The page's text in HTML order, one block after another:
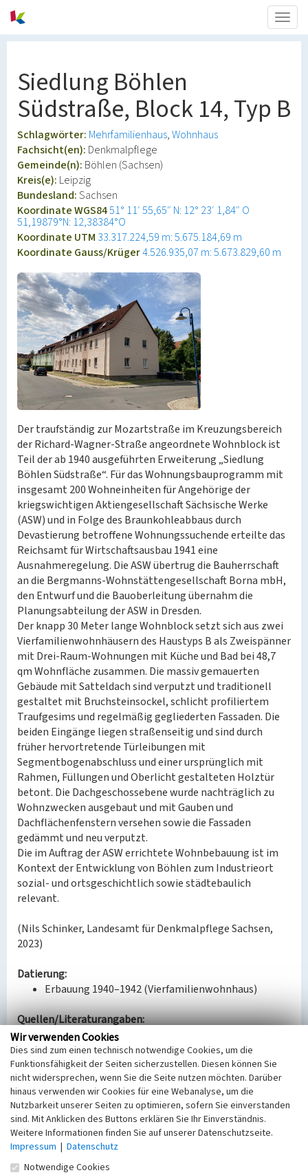
Siedlung Böhlen
Südstraße, Block 14, Typ B
Schlagwörter: Mehrfamilienhaus Wohnhaus
Fachsicht(en): Denkmalpflege
Gemeinde(n): Böhlen (Sachsen)
Kreis(e): Leipzig
Bundesland:Sachsen
Koordinate WGS8451° 11′ 55,65″ N: 12° 23′ 1,84″ O
51,19879°N: 12,38384°O
Koordinate UTM 33.317.224,59 m: 5.675.184,69 m
Koordinate Gauss/Krüger4.526.935,07 m: 5.673.829,60 m
Der traufständig zur Mozartstraße im Kreuzungsbereich
der Richard-Wagner-Straße angeordnete Wohnblock ist
Teil der ab 1940 ausgeführten Erweiterung „Siedlung
Böhlen Südstraße“. Für das Wohnungsbauprogramm mit
insgesamt 200 Wohneinheiten für Angehörige der
kriegswichtigen Aktiengesellschaft Sächsische Werke
(ASW) und in Folge des Braunkohleabbaus durch
Devastierung betroffene Wohnungssuchende erteilte das
Reichsamt für Wirtschaftsausbau 1941 eine
Ausnahmeregelung. Die ASW übertrug die Bauherrschaft
an die Bergmanns-Wohnstättengesellschaft Borna mbH,
den Entwurf und die Bauoberleitung übernahm die
Planungsabteilung der ASW in Dresden.
Der knapp 30 Meter lange Wohnblock setzt sich aus zwei
Vierfamilienwohnhäusern des Haustyps B als Zweispänner
mit Drei-Raum-Wohnungen mit Küche und Bad bei 48,7
qm Wohnfläche zusammen. Die massiv gemauerten
Gebäude mit Satteldach sind verputzt und traditionell
gestaltet mit Bruchsteinsockel, schlicht profiliertem
Traufgesims und regelmäßig gegliederten Fassaden. Die
beiden Eingänge liegen straßenseitig und sind durch
früher hervortretende Türleibungen mit
Segmentbogenabschluss und einer ursprünglich mit
Rahmen, Füllungen und Oberlicht gestalteten Holztür
betont. Die Dachgeschossebene wurde nachträglich zu
Wohnzwecken ausgebaut und mit Gauben und
Dachflächenfenstern versehen sowie die Fassaden
gedämmt und neu verputzt.
Die im Auftrag der ASW errichtete Wohnbebauung ist im
Kontext der Entwicklung von Böhlen zum Industrieort
sozial- und ortsgeschichtlich sowie städtebaulich
relevant.
(Nils Schinker, Landesamt für Denkmalpflege Sachsen,
2023)
Datierung:
Erbauung 1940–1942 (Vierfamilienwohnhaus)
Quellen/Literaturangaben:
Archiv des Landkreises Leipzig in Grimma, B18206,
B18882
Bauherr / Auftraggeber:
Bauherr: Bergmanns-Wohnstättengesellschaft
Borna m.b.H.
Entwurf: Aktiengesellschaft Sächsische Werke
BKM-Nummer:
Wir verwenden Cookies
Dies sind zum einen technisch notwendige Cookies, um die
Funktionsfähigkeit der Seiten sicherzustellen. Diesen können Sie
nicht widersprechen, wenn Sie die Seite nutzen möchten. Darüber
hinaus verwenden wir Cookies für eine Webanalyse, um die
Nutzbarkeit unserer Seiten zu optimieren, sofern Sie einverstanden
sind. Mit Anklicken des Buttons erklären Sie Ihr Einverständnis.
Weitere Informationen finden Sie auf unserer Datenschutzseite.
Impressum | Datenschutz
Notwendige Cookies